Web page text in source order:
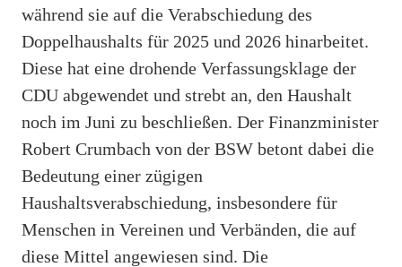
während sie auf die Verabschiedung des
Doppelhaushalts für 2025 und 2026 hinarbeitet.
Diese hat eine drohende Verfassungsklage der
CDU abgewendet und strebt an, den Haushalt
noch im Juni zu beschließen. Der Finanzminister
Robert Crumbach von der BSW betont dabei die
Bedeutung einer zügigen
Haushaltsverabschiedung, insbesondere für
Menschen in Vereinen und Verbänden, die auf
diese Mittel angewiesen sind. Die